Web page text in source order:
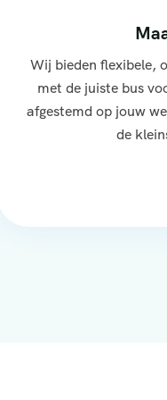
Wij bieden flexibele,
met de juiste bus
afgestemd op jouw
de